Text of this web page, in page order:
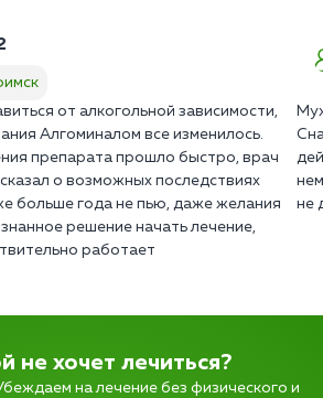
от алкогольной зависимости,
Алгоминалом все изменилось.
препарата прошло быстро, врач
о возможных последствиях
больше года не пью, даже желания
решение начать лечение,
работает
не
не хочет лечиться?
на лечение без физического и